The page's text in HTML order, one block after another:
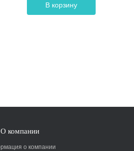
В корзину
О компании
о компании